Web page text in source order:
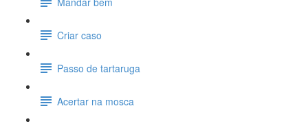
Criar caso
Passo de tartaruga
Acertar na mosca